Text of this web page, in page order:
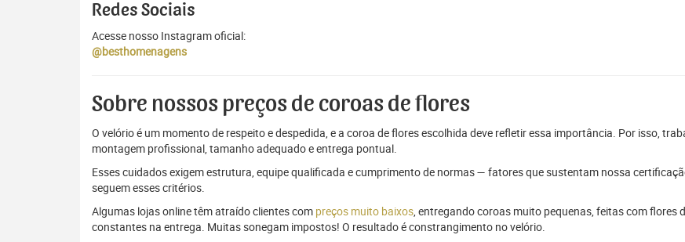
Redes Sociais
Acesse nosso Instagram oficial:
@besthomenagens
Sobre nossos preços de coroas de flores
O velório é um momento de respeito e despedida, e a coroa de flores escolhida deve refletir essa importância. Por isso,
montagem profissional, tamanho adequado e entrega pontual.
Esses cuidados exigem estrutura, equipe qualificada e cumprimento de normas — fatores que sustentam nossa
seguem esses critérios.
Algumas lojas online têm atraído clientes com preços muito baixos, entregando coroas muito pequenas, feitas com flores
constantes na entrega. Muitas sonegam impostos! O resultado é constrangimento no velório.